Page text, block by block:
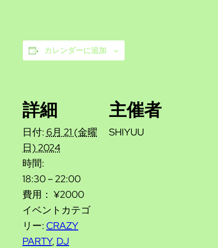
カレンダーに追加
詳細
日付: 6月 21 (金曜
日) 2024
時間:
18:30 – 22:00
費用： ¥2000
イベントカテゴ
リー: CRAZY
PARTY, DJ
主催者
SHIYUU